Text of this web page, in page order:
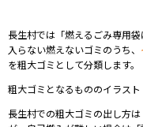
長生村では「燃えるごみ専用
入らない燃えないゴミのうち、
を粗大ゴミとして分類します。
粗大ゴミとなるもののイラス
長生村での粗大ゴミの出し方